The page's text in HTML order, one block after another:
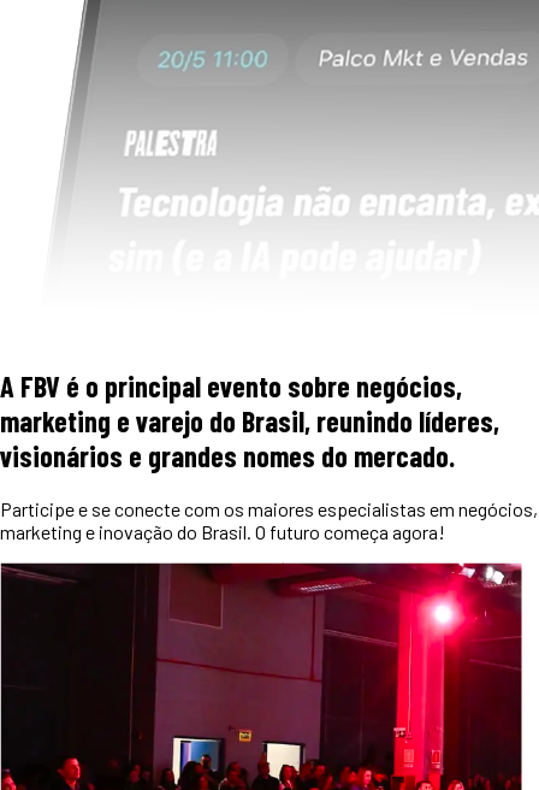
A FBV é o principal evento sobre negócios,
marketing e varejo do Brasil, reunindo líderes,
visionários e grandes nomes do mercado.
Participe e se conecte com os maiores especialistas em negócios,
marketing e inovação do Brasil. O futuro começa agora!